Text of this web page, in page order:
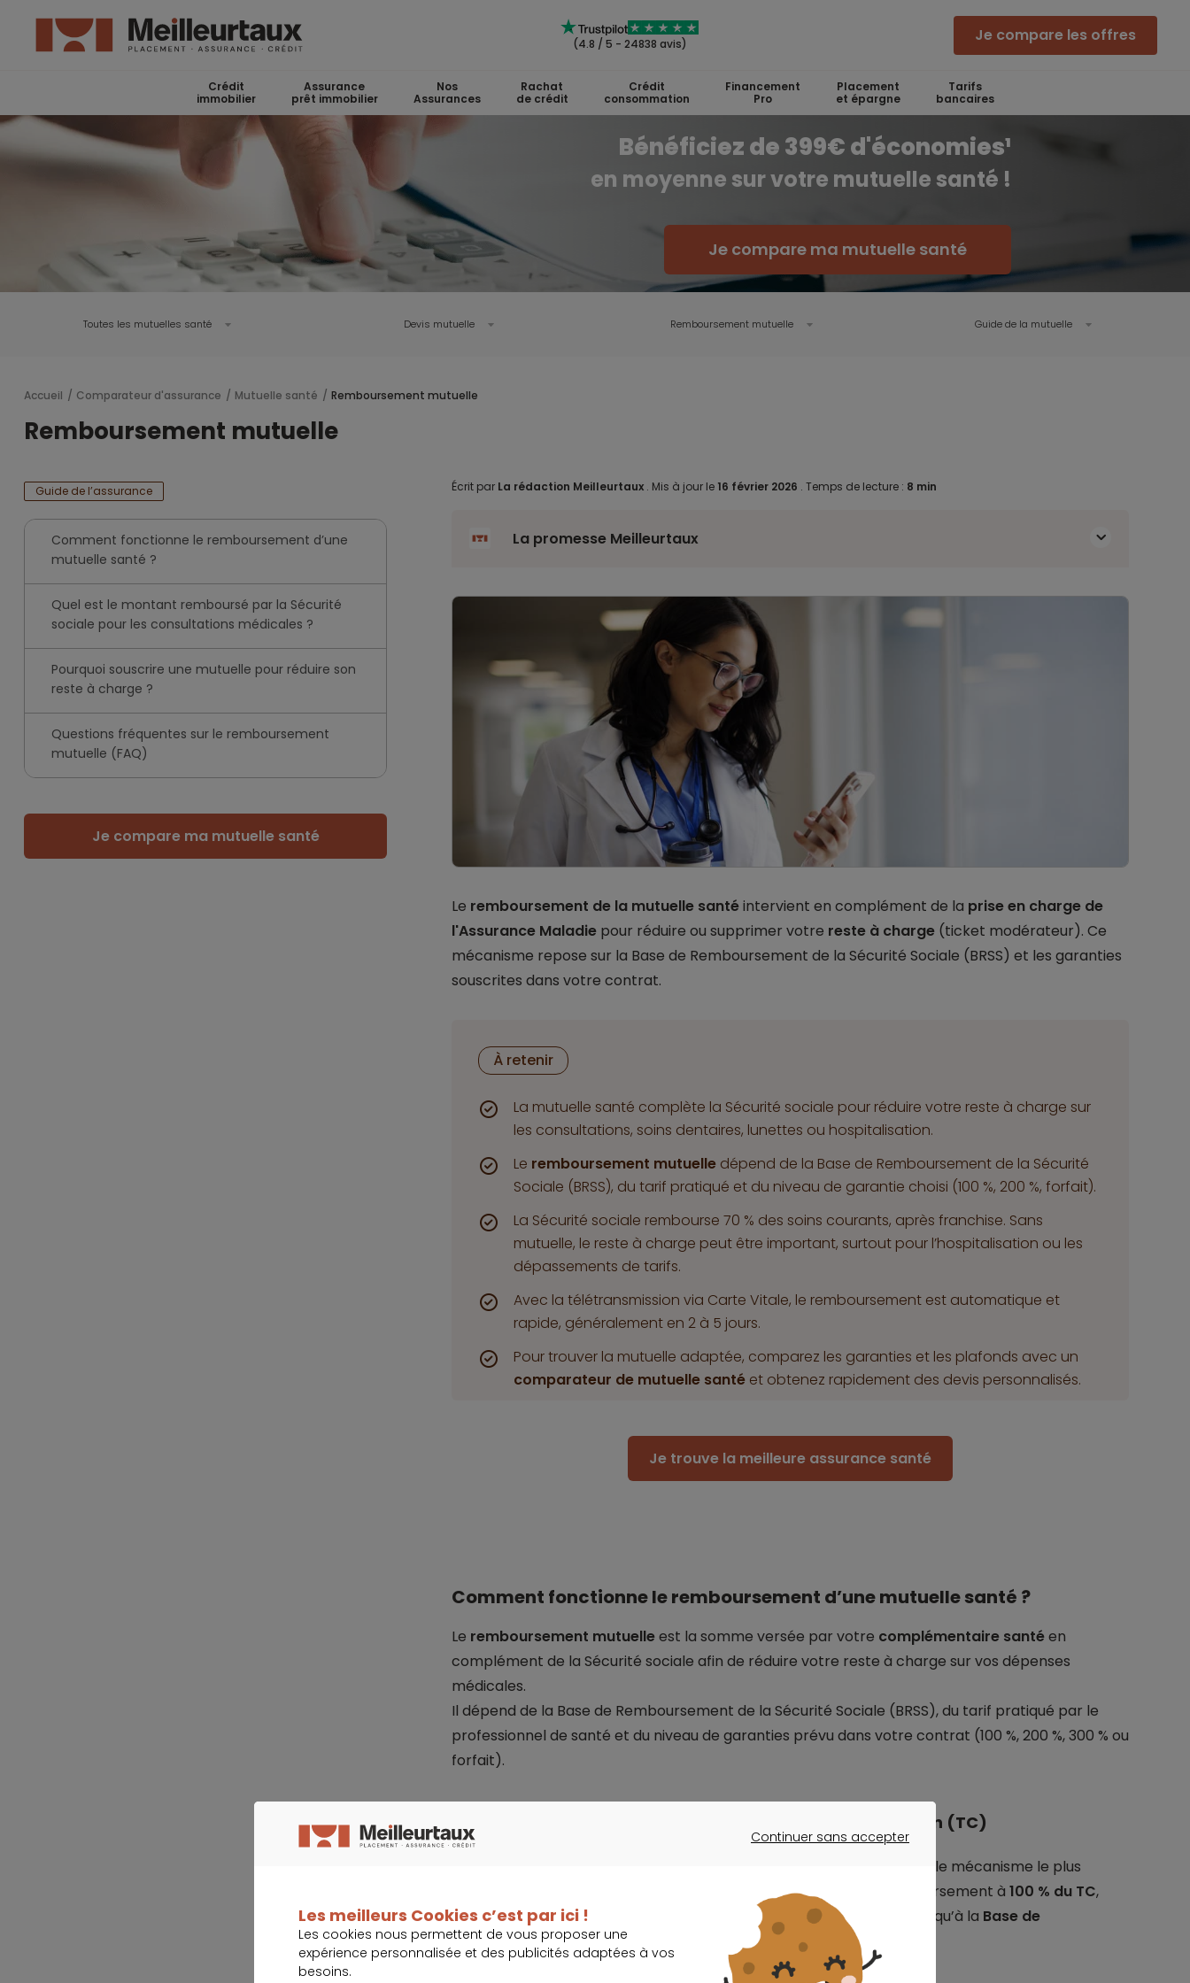
(4.8 / 5 - 24838 avis) Je compare les offres
Crédit
immobilier
Assurance
prêt immobilier
Nos
Assurances
Rachat
de crédit
Crédit
consommation
Financement
Pro
Placement
et épargne
Tarifs
bancaires
Bénéficiez de 399€ d'économies¹
en moyenne sur votre mutuelle santé !
Je compare ma mutuelle santé
Toutes les mutuelles santé Devis mutuelle Remboursement mutuelle Guide de la mutuelle
Accueil Comparateur d'assurance Mutuelle santé Remboursement mutuelle
Remboursement mutuelle
Guide de l’assurance
Comment fonctionne le remboursement d’une
mutuelle santé ?
Quel est le montant remboursé par la Sécurité
sociale pour les consultations médicales ?
Pourquoi souscrire une mutuelle pour réduire son
reste à charge ?
Questions fréquentes sur le remboursement
mutuelle (FAQ)
Je compare ma mutuelle santé
Écrit par La rédaction Meilleurtaux. Mis à jour le 16 février 2026 . Temps de lecture : 8 min
La promesse Meilleurtaux
Le remboursement de la mutuelle santéintervient en complément de la prise en charge de
l'Assurance Maladiepour réduire ou supprimer votre reste à charge(ticket modérateur). Ce
mécanisme repose sur la Base de Remboursement de la Sécurité Sociale (BRSS) et les garanties
souscrites dans votre contrat.
À retenir
La mutuelle santé complète la Sécurité sociale pour réduire votre reste à charge sur
les consultations, soins dentaires, lunettes ou hospitalisation.
Le remboursement mutuelle dépend de la Base de Remboursement de la Sécurité
Sociale (BRSS), du tarif pratiqué et du niveau de garantie choisi (100 %, 200 %, forfait).
La Sécurité sociale rembourse 70 % des soins courants, après franchise. Sans
mutuelle, le reste à charge peut être important, surtout pour l’hospitalisation ou les
dépassements de tarifs.
Avec la télétransmission via Carte Vitale, le remboursement est automatique et
rapide, généralement en 2 à 5 jours.
Pour trouver la mutuelle adaptée, comparez les garanties et les plafonds avec un
comparateur de mutuelle santéet obtenez rapidement des devis personnalisés.
Je trouve la meilleure assurance santé
Comment fonctionne le remboursement d’une mutuelle santé ?
Le remboursement mutuelleest la somme versée par votre complémentaire santéen
complément de la Sécurité sociale afin de réduire votre reste à charge sur vos dépenses
médicales.
Il dépend de la Base de Remboursement de la Sécurité Sociale (BRSS), du tarif pratiqué par le
professionnel de santé et du niveau de garanties prévu dans votre contrat (100 %, 200 %, 300 % ou
forfait).
Le remboursement en pourcentage du tarif de convention (TC)
est le mécanisme le plus
. Lorsque votre contrat prévoit un remboursement à 100 % du TC,
votre mutuelle complète le remboursement de la Sécurité sociale jusqu’à la Base de
Remboursement de la Sécurité Sociale (BRSS)
Continuer sans accepter
Les meilleurs Cookies c’est par ici !
Les cookies nous permettent de vous proposer une
expérience personnalisée et des publicités adaptées à vos
besoins.